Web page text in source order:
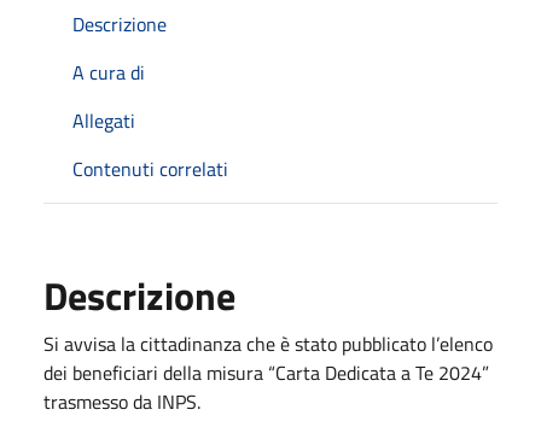
Descrizione
A cura di
Allegati
Contenuti correlati
Descrizione
Si avvisa la cittadinanza che è stato pubblicato l’elenco
dei beneficiari della misura “Carta Dedicata a Te 2024”
trasmesso da INPS.